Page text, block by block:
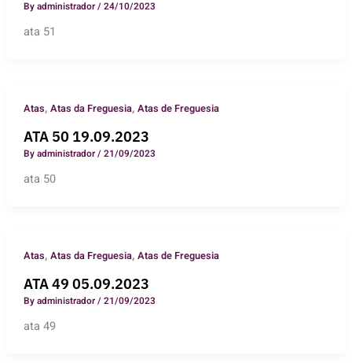
Byadministrador/24/10/2023
ata 51
Atas, Atas da Freguesia, Atas de Freguesia
ATA 50 19.09.2023
Byadministrador/21/09/2023
ata 50
Atas, Atas da Freguesia, Atas de Freguesia
ATA 49 05.09.2023
Byadministrador/21/09/2023
ata 49